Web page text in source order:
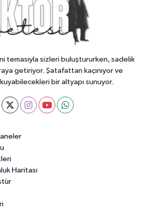
temasıyla sizleri buluştururken, sadelik
getiriyor. Şatafattan kaçınıyor ve
bir altyapı sunuyor.
Haritası